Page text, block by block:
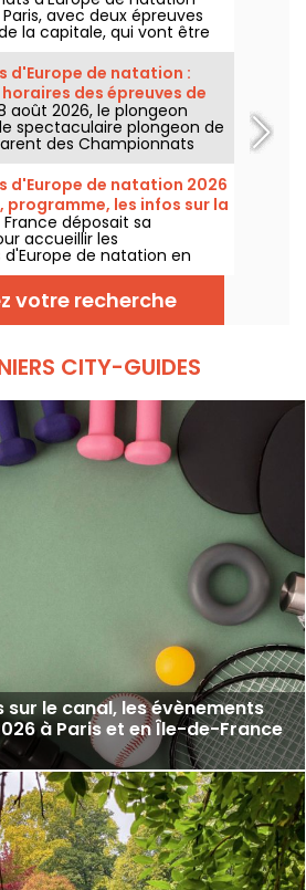
avec deux épreuves
la capitale, qui vont être
au grand public ! Comment
en eau libre et le
vol, au mois d'août
d'Europe de natation :
des épreuves de
haut vol
août 2026, le plongeon
spectaculaire plongeon de
des Championnats
Entre le bassin
Denis et le cadre
les meilleurs plongeurs
s'élancer pour des figures
d'Europe de natation 2026
programme, les infos sur la
France déposait sa
accueillir les
de natation en
au 16 août, le Centre
vous attend pour
nageurs. Voici toutes les
connaître sur la compétition
votre recherche
CITY-GUIDES
sur le canal, les évènements
à Paris et en Île-de-France